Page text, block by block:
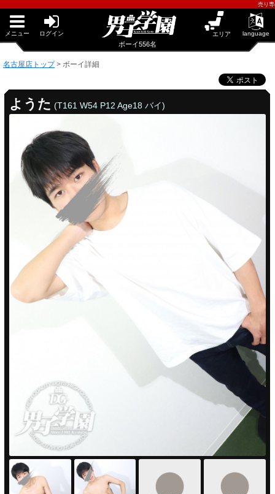
売り専(ウリ専
メニュー ログイン エリア language
ボーイ556名
サテライト大宮
PUA'八重洲
PUA'池袋
PUA'蒲田
PUA立川
PUA町田
PUA四日市
PUA津
×閉じる
PUA和歌山
PUA奈良
PUA加古川
PUA姫路
PUA鹿児島
×閉じる
名古屋店トップ> ボーイ詳細
ようた (T161 W54 P12 Age18 バイ)